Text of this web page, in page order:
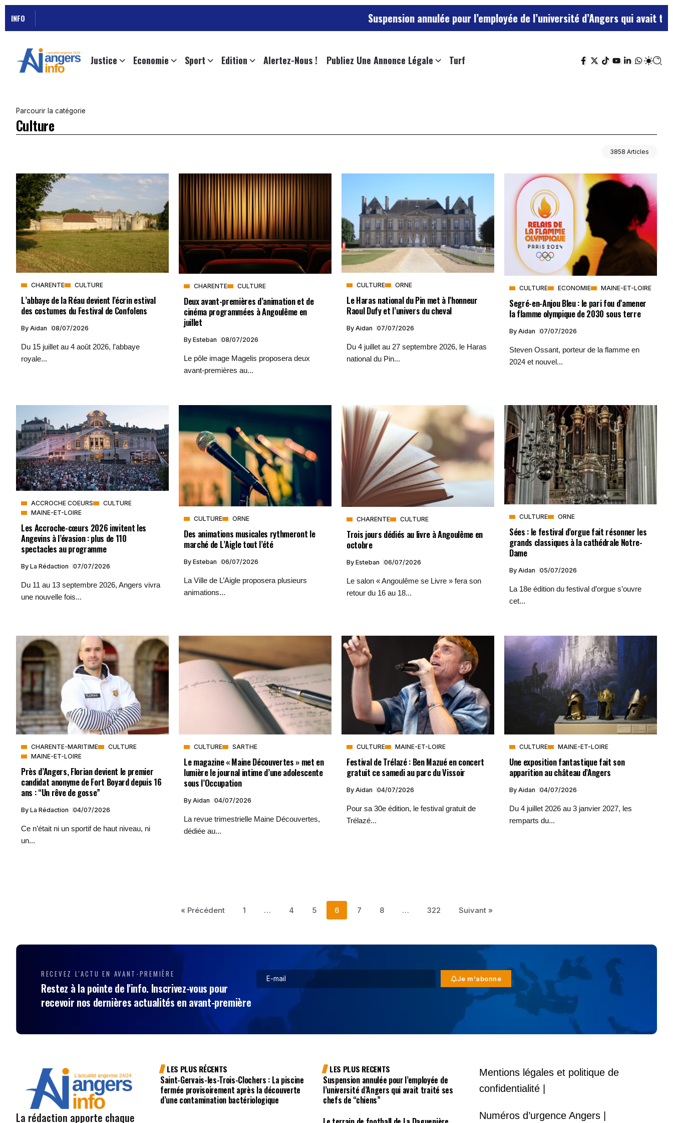
INFO Suspension annulée pour l’employée de l’université d’Angers qui avait traité ses
Justice Economie Sport Edition Alertez-Nous ! Publiez Une Annonce Légale Turf
Parcourir la catégorie
Culture
3858 Articles
CHARENTE CULTURE
L’abbaye de la Réau devient l’écrin estival
des costumes du Festival de Confolens
By Aidan 08/07/2026
Du 15 juillet au 4 août 2026, l’abbaye
royale...
CHARENTE CULTURE
Deux avant-premières d’animation et de
cinéma programmées à Angoulême en
juillet
By Esteban 08/07/2026
Le pôle image Magelis proposera deux
avant-premières au...
CULTURE ORNE
Le Haras national du Pin met à l’honneur
Raoul Dufy et l’univers du cheval
By Aidan 07/07/2026
Du 4 juillet au 27 septembre 2026, le Haras
national du Pin...
CULTURE ECONOMIE MAINE-ET-LOIRE
Segré-en-Anjou Bleu : le pari fou d’amener
la flamme olympique de 2030 sous terre
By Aidan 07/07/2026
Steven Ossant, porteur de la flamme en
2024 et nouvel...
ACCROCHE COEURS
CULTURE
MAINE-ET-LOIRE
Les Accroche-cœurs 2026 invitent les
Angevins à l’évasion : plus de 110
spectacles au programme
By La Rédaction 07/07/2026
Du 11 au 13 septembre 2026, Angers vivra
une nouvelle fois...
CULTURE ORNE
Des animations musicales rythmeront le
marché de L’Aigle tout l’été
By Esteban 06/07/2026
La Ville de L’Aigle proposera plusieurs
animations...
CHARENTE CULTURE
Trois jours dédiés au livre à Angoulême en
octobre
By Esteban 06/07/2026
Le salon « Angoulême se Livre » fera son
retour du 16 au 18...
CULTURE ORNE
Sées : le festival d’orgue fait résonner les
grands classiques à la cathédrale Notre-
Dame
By Aidan 05/07/2026
La 18e édition du festival d’orgue s’ouvre
cet...
CHARENTE-MARITIME
CULTURE
MAINE-ET-LOIRE
Près d’Angers, Florian devient le premier
candidat anonyme de Fort Boyard depuis 16
ans : “Un rêve de gosse”
By La Rédaction 04/07/2026
Ce n’était ni un sportif de haut niveau, ni
un...
CULTURE SARTHE
Le magazine « Maine Découvertes » met en
lumière le journal intime d’une adolescente
sous l’Occupation
By Aidan 04/07/2026
La revue trimestrielle Maine Découvertes,
dédiée au...
CULTURE MAINE-ET-LOIRE
Festival de Trélazé : Ben Mazué en concert
gratuit ce samedi au parc du Vissoir
By Aidan 04/07/2026
Pour sa 30e édition, le festival gratuit de
Trélazé...
CULTURE MAINE-ET-LOIRE
Une exposition fantastique fait son
apparition au château d’Angers
By Aidan 04/07/2026
Du 4 juillet 2026 au 3 janvier 2027, les
remparts du...
« Précédent 1 … 4 5 6 7 8 … 322 Suivant »
RECEVEZ L'ACTU EN AVANT-PREMIÈRE
Restez à la pointe de l'info. Inscrivez-vous pour
recevoir nos dernières actualités en avant-première
Je m'abonne
La rédaction apporte chaque
LES PLUS RÉCENTS
Saint-Gervais-les-Trois-Clochers : La piscine
fermée provisoirement après la découverte
d’une contamination bactériologique
LES PLUS RECENTS
Suspension annulée pour l’employée de
l’université d’Angers qui avait traité ses
chefs de “chiens”
Mentions légales et politique de
confidentialité |
Numéros d’urgence Angers |